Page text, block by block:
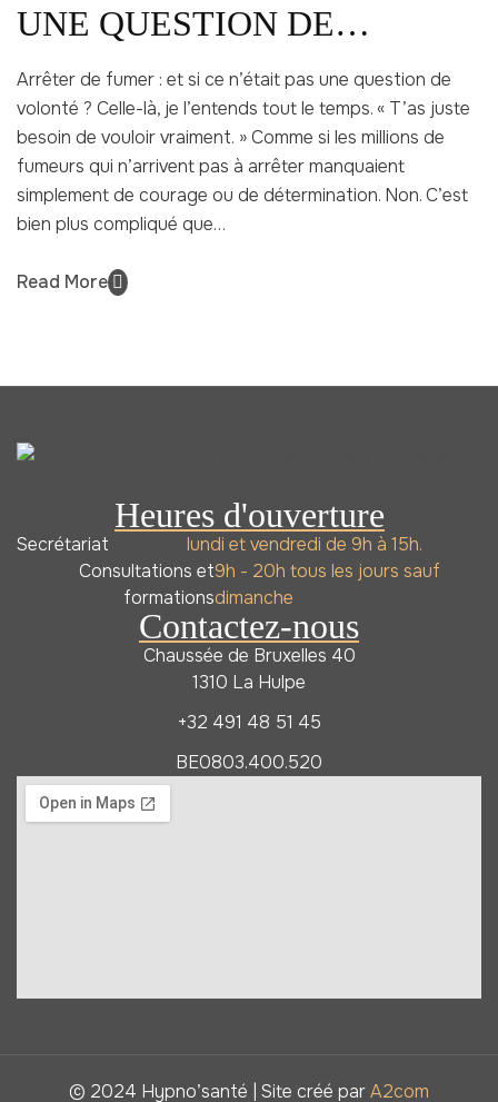
UNE QUESTION DE
VOLONTÉ
Arrêter de fumer : et si ce n’était pas une question de
volonté ? Celle-là, je l’entends tout le temps. « T’as juste
besoin de vouloir vraiment. » Comme si les millions de
fumeurs qui n’arrivent pas à arrêter manquaient
simplement de courage ou de détermination. Non. C’est
bien plus compliqué que…
Read More
Contactez-nous
Chaussée de Bruxelles 40
1310 La Hulpe
+32 491 48 51 45
BE0803.400.520
Heures d'ouverture
Secrétariat
lundi et vendredi de 9h à 15h.
Consultations et
formations
9h - 20h tous les jours sauf
dimanche
© 2024 Hypno’santé | Site créé parA2com